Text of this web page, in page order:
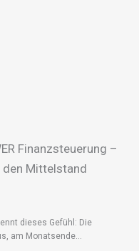
Finanzsteuerung –
Mittelstand
dieses Gefühl: Die
am Monatsende…